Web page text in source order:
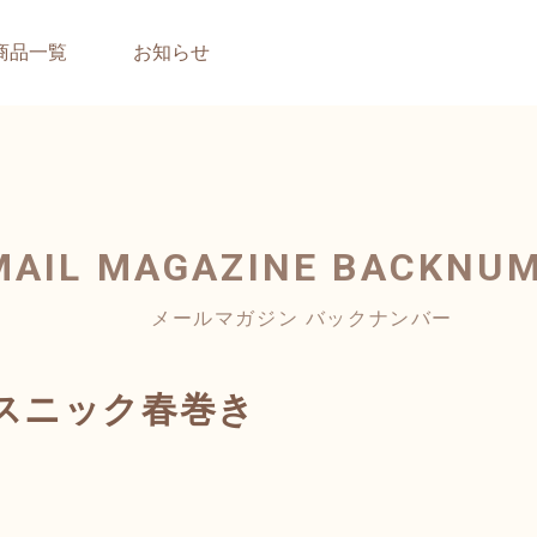
品一覧 お知らせ
MAGAZINE
メールマガジン バックナンバー
ニック春巻き